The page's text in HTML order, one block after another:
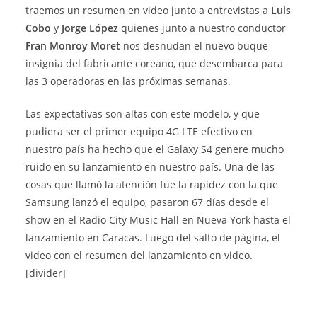
traemos un resumen en video junto a entrevistas a Luis
Cobo y Jorge López quienes junto a nuestro conductor
Fran Monroy Moret nos desnudan el nuevo buque
insignia del fabricante coreano, que desembarca para
las 3 operadoras en las próximas semanas.
Las expectativas son altas con este modelo, y que
pudiera ser el primer equipo 4G LTE efectivo en
nuestro país ha hecho que el Galaxy S4 genere mucho
ruido en su lanzamiento en nuestro país. Una de las
cosas que llamó la atención fue la rapidez con la que
Samsung lanzó el equipo, pasaron 67 días desde el
show en el Radio City Music Hall en Nueva York hasta el
lanzamiento en Caracas. Luego del salto de página, el
video con el resumen del lanzamiento en video.
[divider]